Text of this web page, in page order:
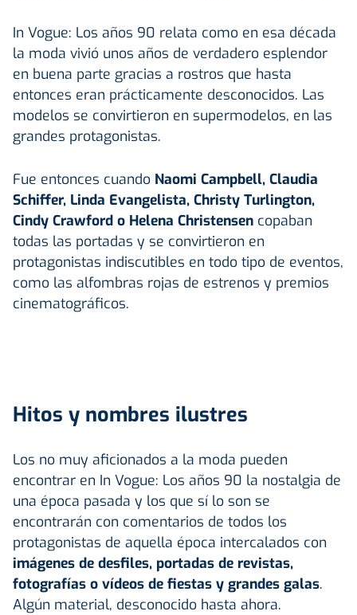
In Vogue: Los años 90 relata como en esa década
la moda vivió unos años de verdadero esplendor
en buena parte gracias a rostros que hasta
entonces eran prácticamente desconocidos. Las
modelos se convirtieron en supermodelos, en las
grandes protagonistas.
Fue entonces cuando Naomi Campbell, Claudia
Schiffer, Linda Evangelista, Christy Turlington,
Cindy Crawford o Helena Christensen copaban
todas las portadas y se convirtieron en
protagonistas indiscutibles en todo tipo de eventos,
como las alfombras rojas de estrenos y premios
cinematográficos.
Hitos y nombres ilustres
Los no muy aficionados a la moda pueden
encontrar en In Vogue: Los años 90 la nostalgia de
una época pasada y los que sí lo son se
encontrarán con comentarios de todos los
protagonistas de aquella época intercalados con
imágenes de desfiles, portadas de revistas,
fotografías o vídeos de fiestas y grandes galas.
Algún material, desconocido hasta ahora.